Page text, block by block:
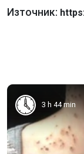
Източник:
3 h 44 min